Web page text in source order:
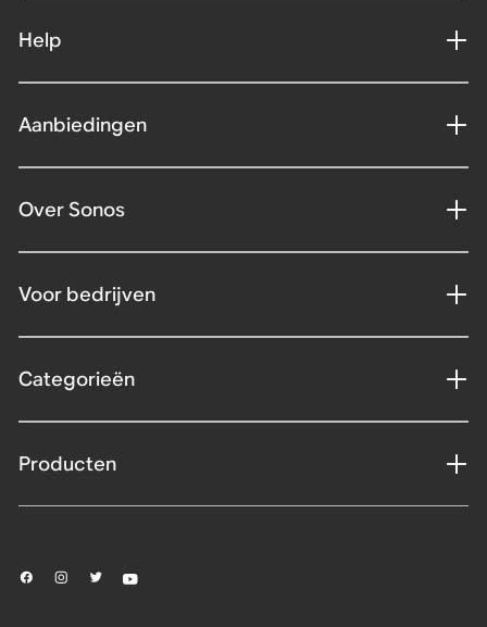
Help
Aanbiedingen
Over Sonos
Voor bedrijven
Categorieën
Producten